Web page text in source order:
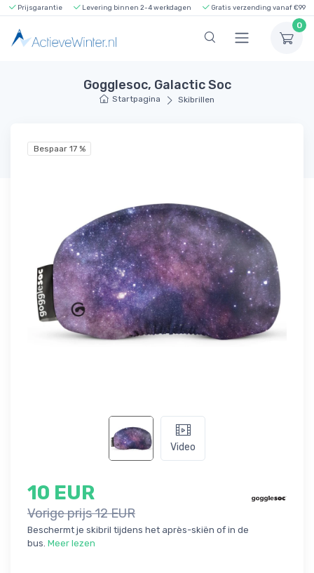
Prijsgarantie Levering binnen 2-4 werkdagen Gratis verzending vanaf €99
0
Gogglesoc, Galactic Soc
Startpagina Skibrillen
Bespaar 17 %
Video
10 EUR
Vorige prijs 12 EUR
Beschermt je skibril tijdens het après-skiën of in de
bus. Meer lezen